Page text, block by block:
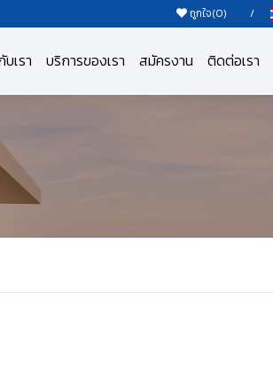
ถูกใจ(0) /
เรา บริการของเรา สมัครงาน ติดต่อเรา